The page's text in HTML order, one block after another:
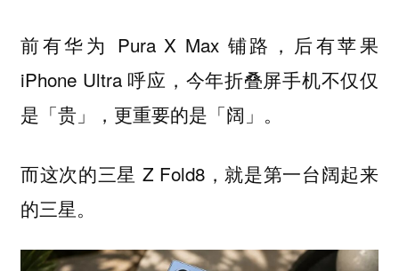
前有华为 Pura X Max 铺路，后有苹果
iPhone Ultra 呼应，今年折叠屏手机不仅仅
是「贵」，更重要的是「阔」。
而这次的三星 Z Fold8，就是第一台阔起来
的三星。